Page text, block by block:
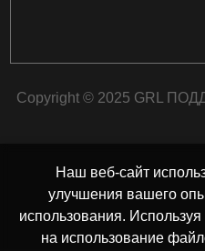
Наш веб-сайт
улучшения вашего
использования.
на использование
Copyright © 2025 GRL